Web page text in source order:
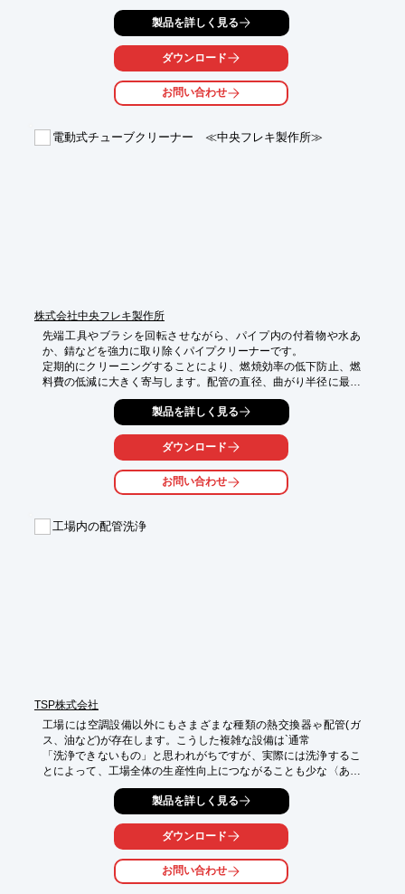
制御でき、モーターがハンド先端部にないので、水中や放射線下
でも使用可能。
また、アーム伸縮はネジ送りの為、位置決め精度が良好で、肘関
節がないので、
狭い場所や細い穴へ通しやすい構造となっています。
製品を詳しく見る
ダウンロード
お問い合わせ
電動式チューブクリーナー ≪中央フレキ製作所≫
株式会社中央フレキ製作所
先端工具やブラシを回転させながら、パイプ内の付着物や水あ
か、錆などを強力に取り除くパイプクリーナーです。
定期的にクリーニングすることにより、燃焼効率の低下防止、燃
料費の低減に大きく寄与します。配管の直径、曲がり半径に最適
のフレキシブルシャフト、先端工具を選定することにより、絶大
配管清掃の際には、フレキシブルシャフト専門メーカーが製造す
る電動式チューブクリーナーをぜひお役立てください。
製品を詳しく見る
ダウンロード
お問い合わせ
工場内の配管洗浄
TSP株式会社
工場には空調設備以外にもさまざまな種類の熱交換器ゃ配管(ガ
ス、油など)が存在します。こうした複雑な設備は`通常
「洗浄できないもの」と思われがちですが、実際には洗浄するこ
とによって、工場全体の生産性向上につながることも少な〈あり
ません。高度な洗浄技術が必要なこうした洗浄も安心してお任せ
製品を詳しく見る
ダウンロード
お問い合わせ